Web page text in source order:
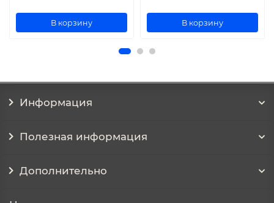
В корзину В корзину
Информация
Полезная информация
Дополнительно